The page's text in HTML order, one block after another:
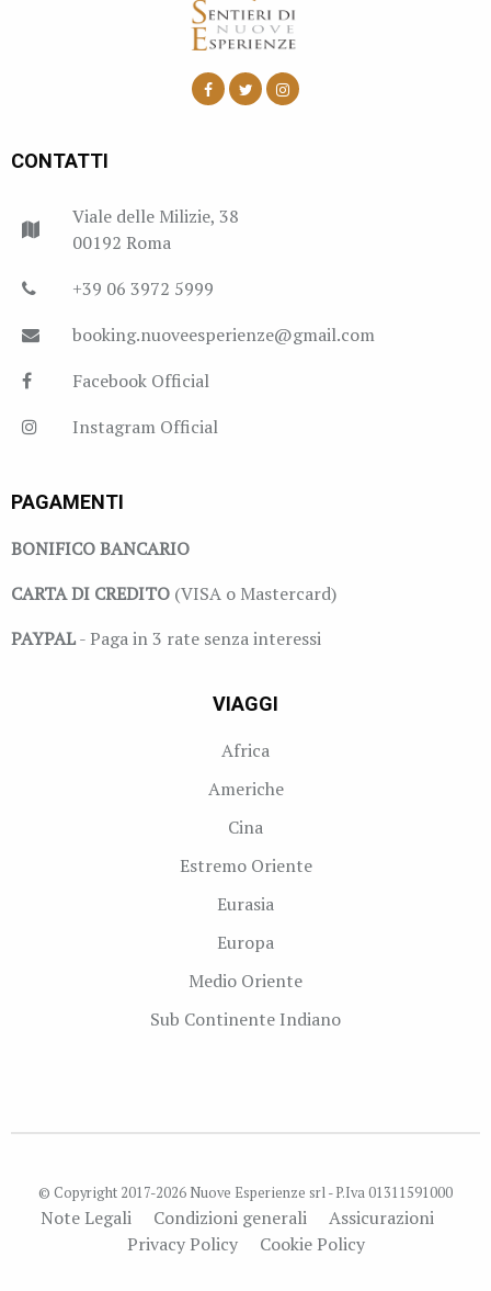
CONTATTI
Viale delle Milizie, 38
00192 Roma
+39 06 3972 5999
booking.nuoveesperienze@gmail.com
Facebook Official
Instagram Official
PAGAMENTI
BONIFICO BANCARIO
CARTA DI CREDITO (VISA o Mastercard)
PAYPAL- Paga in 3 rate senza interessi
VIAGGI
Africa
Americhe
Cina
Estremo Oriente
Eurasia
Europa
Medio Oriente
Sub Continente Indiano
© Copyright 2017-2026 Nuove Esperienze srl - P.Iva 01311591000
Note Legali Condizioni generali
Assicurazioni
Privacy Policy
Cookie Policy